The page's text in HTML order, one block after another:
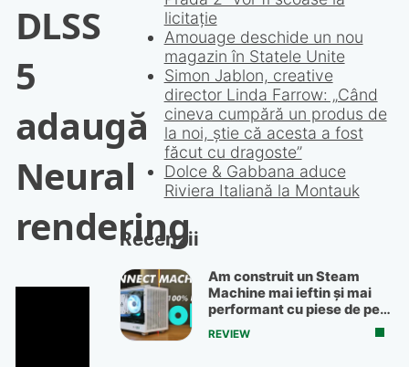
DLSS
5
adaugă
Neural
rendering
MR.DIY deschide un magazin
de 580 mp la Iulius Mall Iași
Khadas Tea Pro este un
amplificator care se atașează
de telefonul tău prin MagSafe